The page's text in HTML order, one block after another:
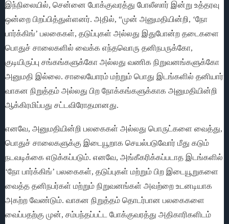
இந்நிலையில், சென்னை போக்குவரத்து போலீஸார் இன்று உத்தரவு
ஒன்றை பிறப்பித்துள்ளனர். அதில், “முன் அனுமதியின்றி, ‘நோ
பார்க்கிங்’ பலகைகள், தடுப்புகள் அல்லது இதுபோன்ற தடைகளை
பொதுச் சாலைகளில் வைக்க எந்தவொரு தனிநபருக்கோ,
குடியிருப்பு சங்கங்களுக்கோ அல்லது வணிக நிறுவனங்களுக்கோ
அனுமதி இல்லை. சாலையோரம் மற்றும் பொது இடங்களில் தனியார்
வாகன நிறுத்தம் அல்லது பிற நோக்கங்களுக்காக அனுமதியின்றி
ஆக்கிரமிப்பது சட்டவிரோதமானது.
எனவே, அனுமதியின்றி பலகைகள் அல்லது பொருட்களை வைத்து,
பொதுச் சாலைகளுக்கு இடையூறாக செயல்படுவோர் மீது கடும்
நடவடிக்கை எடுக்கப்படும். எனவே, அங்கீகரிக்கப்படாத இடங்களில்
‘நோ பார்க்கிங்’ பலகைகள், தடுப்புகள் மற்றும் பிற இடையூறுகளை
வைத்த தனிநபர்கள் மற்றும் நிறுவனங்கள் அவற்றை உடனடியாக
அகற்ற வேண்டும். வாகன நிறுத்தம் தொடர்பான பலகைகளை
வைப்பதற்கு முன், சம்பந்தப்பட்ட போக்குவரத்து அதிகாரிகளிடம்